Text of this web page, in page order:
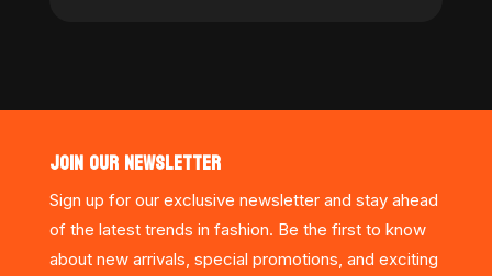
JOIN OUR NEWSLETTER
Sign up for our exclusive newsletter and stay ahead
of the latest trends in fashion. Be the first to know
about new arrivals, special promotions, and exciting